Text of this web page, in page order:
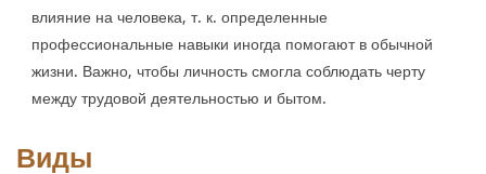
влияние на человека, т. к. определенные
профессиональные навыки иногда помогают в обычной
жизни. Важно, чтобы личность смогла соблюдать черту
между трудовой деятельностью и бытом.
Виды